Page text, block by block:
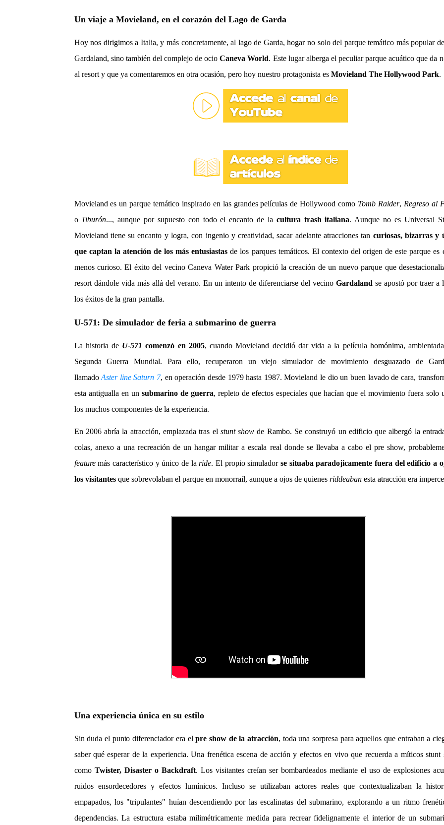
Un viaje a Movieland, en el corazón del Lago de Garda
Hoy nos dirigimos a Italia, y más concretamente, al lago de Garda, hogar no solo del parque temático más popular
Gardaland, sino también del complejo de ocioCaneva World. Este lugar alberga el peculiar parque acuático que da
al resort y que ya comentaremos en otra ocasión, pero hoy nuestro protagonista es Movieland The Hollywood Park.
Movieland es un parque temático inspirado en las grandes películas de Hollywood como Tomb Raider, Regreso al
o Tiburón..., aunque por supuesto con todo el encanto de la cultura trash italiana. Aunque no es Universal
Movieland tiene su encanto y logra, con ingenio y creatividad, sacar adelante atracciones tan curiosas, bizarras y
que captan la atención de los más entusiastas de los parques temáticos. El contexto del origen de este parque es
menos curioso. El éxito del vecino Caneva Water Park propició la creación de un nuevo parque que
resort dándole vida más allá del verano. En un intento de diferenciarse del vecino Gardaland se apostó por traer a
los éxitos de la gran pantalla.
U-571: De simulador de feria a submarino de guerra
La historia de U-571 comenzó en 2005, cuando Movieland decidió dar vida a la película homónima,
Segunda Guerra Mundial. Para ello, recuperaron un viejo simulador de movimiento desguazado de
llamadoAster line Saturn 7, en operación desde 1979 hasta 1987. Movieland le dio un buen lavado de cara,
esta antigualla en un submarino de guerra, repleto de efectos especiales que hacían que el movimiento fuera solo
los muchos componentes de la experiencia.
En 2006 abría la atracción, emplazada tras el stunt show de Rambo. Se construyó un edificio que albergó la
colas, anexo a una recreación de un hangar militar a escala real donde se llevaba a cabo el pre show,
featuremás característico y único de laride. El propio simuladorse situaba paradojicamente fuera del edificio a
los visitantes que sobrevolaban el parque en monorrail, aunque a ojos de quienes riddeabanesta atracción era
Una experiencia única en su estilo
Sin duda el punto diferenciador era elpre show de la atracción, toda una sorpresa para aquellos que entraban a
saber qué esperar de la experiencia. Una frenética escena de acción y efectos en vivo que recuerda a míticos stunt
como Twister, Disaster o Backdraft. Los visitantes creían ser bombardeados mediante el uso de explosiones
ruidos ensordecedores y efectos lumínicos. Incluso se utilizaban actores reales que contextualizaban la
empapados, los "tripulantes" huían descendiendo por las escalinatas del submarino, explorando a un ritmo
dependencias. La estructura estaba milimétricamente medida para recrear fidelignamente el interior de un